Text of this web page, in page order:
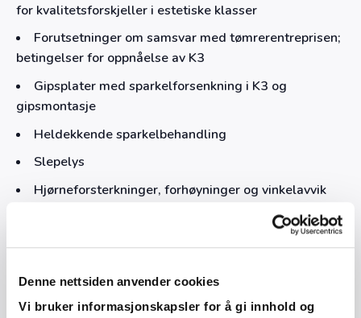
Denne nettsiden anvender cookies
Vi bruker informasjonskapsler for å gi innhold og
for kvalitetsforskjeller i estetiske klasser
Forutsetninger om samsvar med tømrerentreprisen;
betingelser for oppnåelse av K3
Gipsplater med sparkelforsenkning i K3 og
gipsmontasje
Heldekkende sparkelbehandling
Slepelys
Hjørneforsterkninger, forhøyninger og vinkelavvik
Popping av Gipsplateskruer
Riss/ sprekker i overgang og hjørner
Fuging og strimling i inngående hjørner